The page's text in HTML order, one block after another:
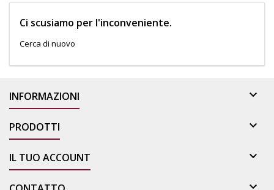
Ci scusiamo per l'inconveniente.
Cerca di nuovo
INFORMAZIONI 
PRODOTTI 
IL TUO ACCOUNT 
